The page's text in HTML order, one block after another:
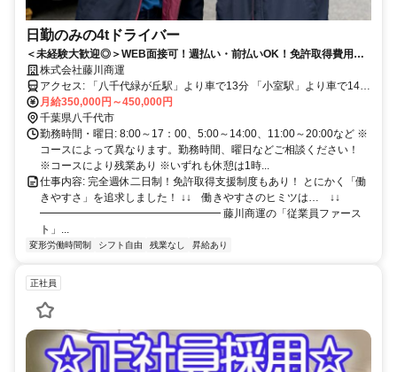
日勤のみの4tドライバー
＜未経験大歓迎◎＞WEB面接可！週払い・前払いOK！免許取得費用全
額負担！髪型自由、ピアスOK！完全週休2日制or隔週休2日制選択可！
株式会社藤川商運
アクセス: 「八千代緑が丘駅」より車で13分 「小室駅」より車で14分
「船橋日大前駅」より車で14分 「村上駅」より車で15分 「白井駅」
より車で18分 「西白井駅」より車で18分 「二和向台駅」より車で21
分 ＊マイカー通勤OK！駐車場完備！
月給350,000円～450,000円
千葉県八千代市
勤務時間・曜日: 8:00～17：00、5:00～14:00、11:00～20:00など ※
コースによって異なります。勤務時間、曜日などご相談ください！
※コースにより残業あり ※いずれも休憩は1時...
仕事内容: 完全週休二日制！免許取得支援制度もあり！ とにかく「働
きやすさ」を追求しました！ ↓↓ 働きやすさのヒミツは… ↓↓
━━━━━━━━━━━━━━━━━ 藤川商運の「従業員ファース
ト」...
変形労働時間制 シフト自由 残業なし 昇給あり
正社員